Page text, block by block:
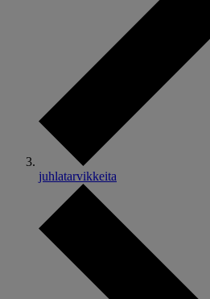
juhlatarvikkeita